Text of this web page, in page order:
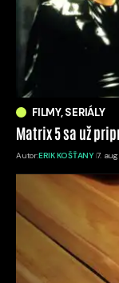
FILMY, SERIÁLY
Matrix 5 sa už
Autor:ERIK KOŠŤANY 7.